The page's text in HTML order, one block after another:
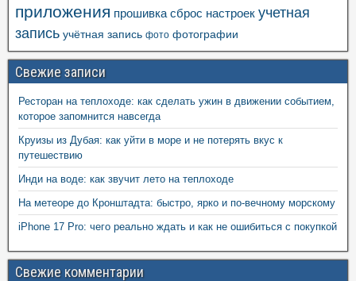
приложения прошивка сброс настроек учетная
запись учётная запись фото фотографии
Свежие записи
Ресторан на теплоходе: как сделать ужин в движении событием,
которое запомнится навсегда
Круизы из Дубая: как уйти в море и не потерять вкус к
путешествию
Инди на воде: как звучит лето на теплоходе
На метеоре до Кронштадта: быстро, ярко и по-вечному морскому
iPhone 17 Pro: чего реально ждать и как не ошибиться с покупкой
Свежие комментарии